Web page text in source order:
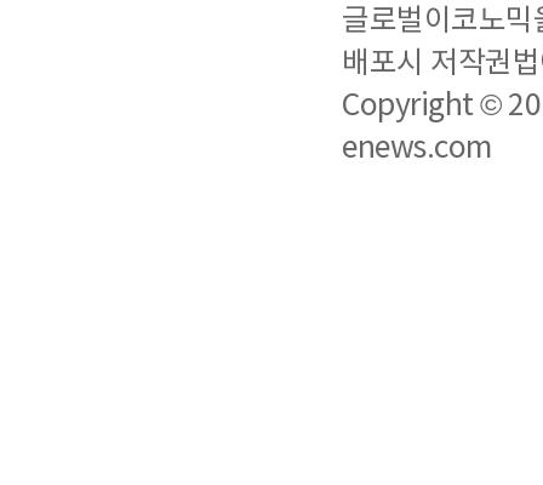
글로벌이코노믹
배포시 저작권
Copyright ©
enews.com